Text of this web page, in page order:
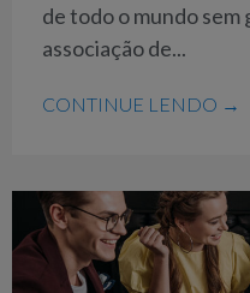
de todo o mundo
associação de...
CONTINUE LENDO →